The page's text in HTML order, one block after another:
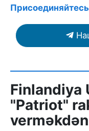
Finlandiya
"Patriot"